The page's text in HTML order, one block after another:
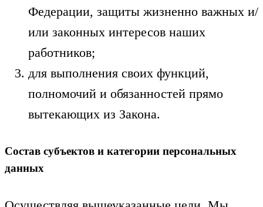
Федерации, защиты жизненно важных и/
или законных интересов наших
работников;
для выполнения своих функций,
полномочий и обязанностей прямо
вытекающих из Закона.
Состав субъектов и категории персональных
данных